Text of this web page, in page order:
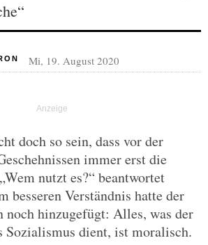
Mi, 19. August 2020
doch so sein, dass vor der
immer erst die
nutzt es?“ beantwortet
besseren Verständnis hatte der
hinzugefügt: Alles, was der
Sozialismus dient, ist moralisch.